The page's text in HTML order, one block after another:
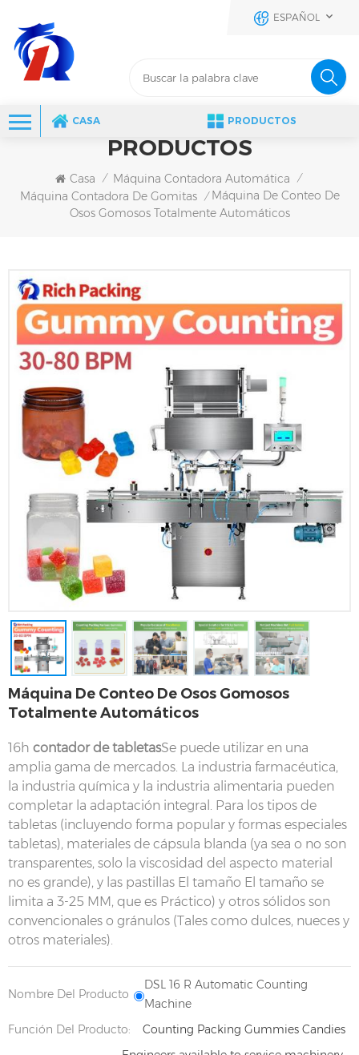
ESPAÑOL
CASA PRODUCTOS
PRODUCTOS
Casa / Máquina Contadora Automática /
Máquina Contadora De Gomitas / Máquina De Conteo De
Osos Gomosos Totalmente Automáticos
Máquina De Conteo De Osos Gomosos
Totalmente Automáticos
16h contador de tabletasSe puede utilizar en una
amplia gama de mercados. La industria farmacéutica,
la industria química y la industria alimentaria pueden
completar la adaptación integral. Para los tipos de
tabletas (incluyendo forma popular y formas especiales
tabletas), materiales de cápsula blanda (ya sea o no son
transparentes, solo la viscosidad del aspecto material
no es grande), y las pastillas El tamaño El tamaño se
limita a 3-25 MM, que es Práctico) y otros sólidos son
convencionales o gránulos (Tales como dulces, nueces y
otros materiales).
Nombre Del Producto
DSL 16 R Automatic Counting
Machine
Función Del Producto:
Counting Packing Gummies Candies